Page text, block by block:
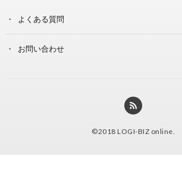
よくある質問
お問い合わせ
©2018 LOGI-BIZ online